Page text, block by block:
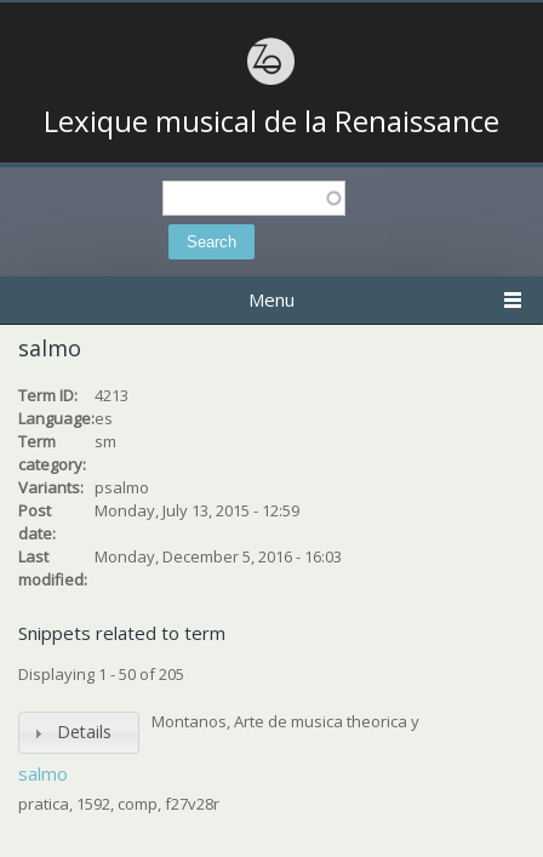
Lexique musical de la Renaissance
Search
Menu
salmo
Term ID:
4213
Language:es
Term
category:
sm
Variants: psalmo
Post
date:
Monday, July 13, 2015 - 12:59
Last
modified:
Monday, December 5, 2016 - 16:03
Snippets related to term
Displaying 1 - 50 of 205
Details
salmo
Montanos, Arte de musica theorica y
pratica, 1592, comp, f27v28r